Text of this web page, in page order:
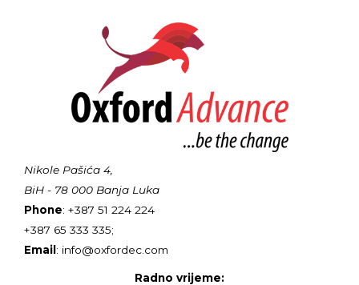
Nikole Pašića 4,
BiH - 78 000 Banja Luka
Phone: +387 51 224 224
+387 65 333 335;
Email: info@oxfordec.com
Radno vrijeme: